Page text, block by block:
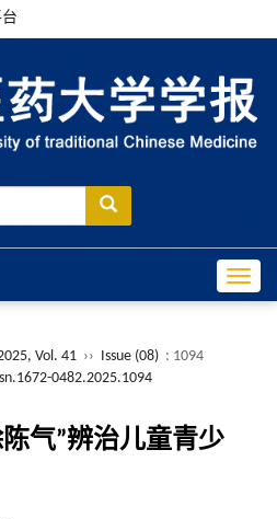
Vol. 41 ›› Issue (08) : 1094
0482.2025.1094
气”辨治儿童青少